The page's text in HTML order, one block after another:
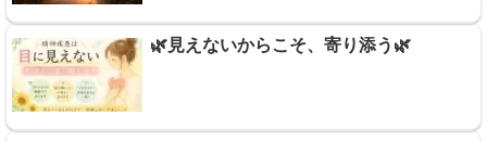
🌿見えないからこそ、寄り添う🌿